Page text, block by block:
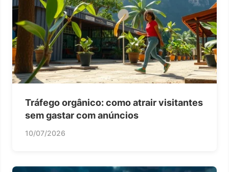
Tráfego orgânico: como atrair visitantes
sem gastar com anúncios
10/07/2026